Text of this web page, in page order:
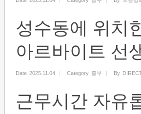
성수동에 위치
아르바이트 선
Date 2025.11.04 Category 중부 By
근무시간 자유